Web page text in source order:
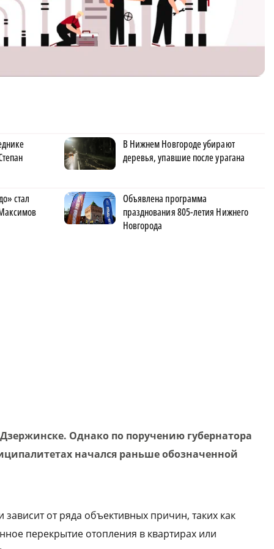
В Нижнем Новгороде убирают
деревья, упавшие после урагана
стал
Объявлена программа
празднования 805-летия Нижнего
Новгорода
Однако по поручению губернатора
начался раньше обозначенной
от ряда объективных причин, таких как
перекрытие отопления в квартирах или